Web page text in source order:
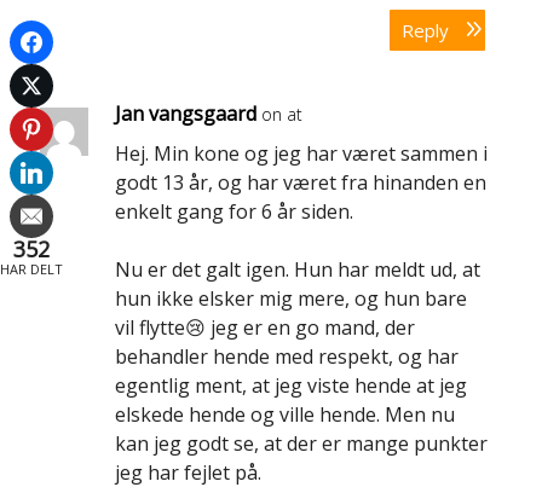
Reply
Jan vangsgaard on at
Hej. Min kone og jeg har været sammen i
godt 13 år, og har været fra hinanden en
enkelt gang for 6 år siden.
Nu er det galt igen. Hun har meldt ud, at
hun ikke elsker mig mere, og hun bare
vil flytte😢 jeg er en go mand, der
behandler hende med respekt, og har
egentlig ment, at jeg viste hende at jeg
elskede hende og ville hende. Men nu
kan jeg godt se, at der er mange punkter
jeg har fejlet på.
352
HAR DELT